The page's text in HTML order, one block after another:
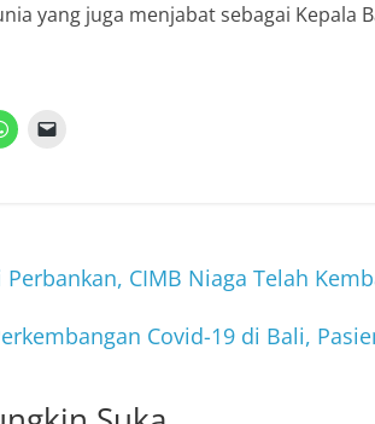
yang juga menjabat sebagai Kepala
CIMB Niaga Telah
Covid-19 di Bali,